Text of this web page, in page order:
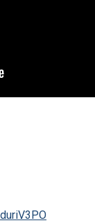
V3PO